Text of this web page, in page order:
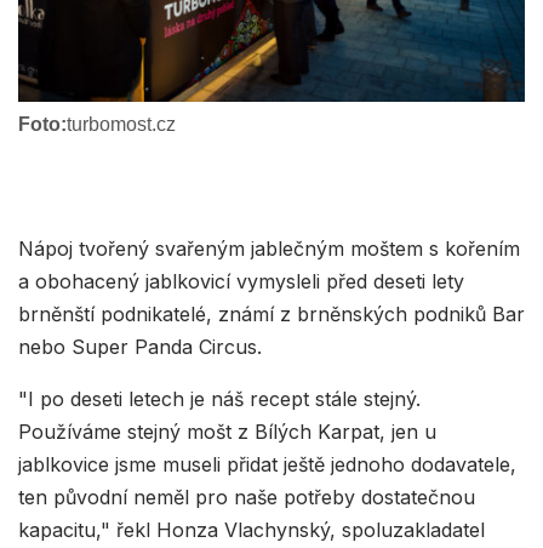
Foto:turbomost.cz
Nápoj tvořený svařeným jablečným moštem s kořením
a obohacený jablkovicí vymysleli před deseti lety
brněnští podnikatelé, známí z brněnských podniků Bar
nebo Super Panda Circus.
"I po deseti letech je náš recept stále stejný.
Používáme stejný mošt z Bílých Karpat, jen u
jablkovice jsme museli přidat ještě jednoho dodavatele,
ten původní neměl pro naše potřeby dostatečnou
kapacitu," řekl Honza Vlachynský, spoluzakladatel